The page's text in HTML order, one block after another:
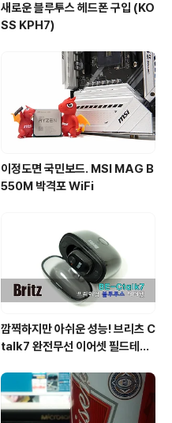
새로운 블루투스 헤드폰 구입 (KO
SS KPH7)
이정도면 국민보드. MSI MAG B
550M 박격포 WiFi
깜찍하지만 아쉬운 성능! 브리츠 C
talk7 완전무선 이어셋 필드테스